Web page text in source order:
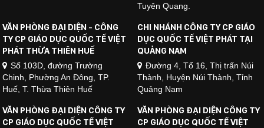
Tuyên Quang.
VĂN PHÒNG ĐẠI DIỆN - CÔNG
TY CP GIÁO DỤC QUỐC TẾ VIỆT
PHÁT THỪA THIÊN HUẾ
Số 103D, đường Trường
Chinh, Phường An Đông, TP.
Huế, T. Thừa Thiên Huế
CHI NHÁNH CÔNG TY CP GIÁO
DỤC QUỐC TẾ VIỆT PHÁT TẠI
QUẢNG NAM
Đường 4, Tổ 16, Thị trấn Núi
Thành, Huyện Núi Thành, Tỉnh
Quảng Nam
VĂN PHÒNG ĐẠI DIỆN CÔNG TY
CP GIÁO DỤC QUỐC TẾ VIỆT
VĂN PHÒNG ĐẠI DIỆN CÔNG TY
CP GIÁO DỤC QUỐC TẾ VIỆT